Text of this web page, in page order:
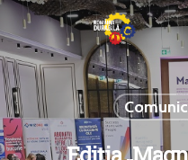
Hit enter to